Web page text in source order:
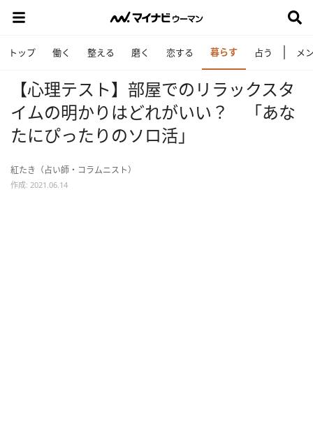
トップ 働く 整える 磨く 恋する 暮らす 占う メ
【心理テスト】部屋でのリラックスタ
イムの明かりはどれがいい？ 「あな
たにぴったりのソロ活」
紅たき（占い師・コラムニスト）
作成: 2021.06.14